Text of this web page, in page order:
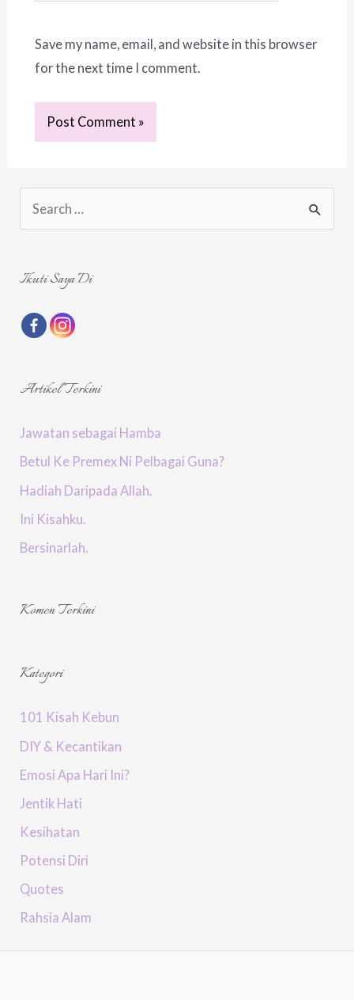
Save my name, email, and website in this browser
for the next time I comment.
h
Ikuti Saya Di
Artikel Terkini
Jawatan sebagai Hamba
Betul Ke Premex Ni Pelbagai Guna?
Hadiah Daripada Allah.
Ini Kisahku.
Bersinarlah.
Komen Terkini
Kategori
101 Kisah Kebun
DIY & Kecantikan
Emosi Apa Hari Ini?
Jentik Hati
Kesihatan
Potensi Diri
Quotes
Rahsia Alam